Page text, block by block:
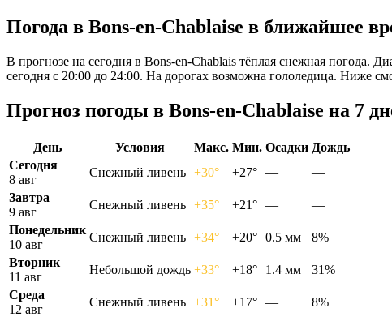
Погода в Bons-en-Chablaisе в ближайшее
В прогнозе на сегодня в Bons-en-Chablais тёплая снежная погода.
сегодня с 20:00 до 24:00. На дорогах возможна гололедица. Ниже
Прогноз погоды в Bons-en-Chablaisе на 7
День Условия Макс. Мин. Осадки Дождь
Сегодня
8 авг
Снежный ливень +30° +27° —
—
Завтра
9 авг
Снежный ливень +35° +21° —
—
Понедельник
10 авг
Снежный ливень +34° +20° 0.5 мм
8%
Вторник
11 авг
Небольшой дождь +33° +18° 1.4 мм
31%
Среда
12 авг
Снежный ливень +31° +17° —
8%